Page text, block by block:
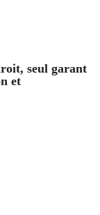
seul garant
et